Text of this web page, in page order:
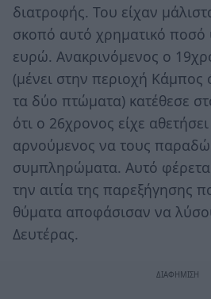
διατροφής. Του είχαν
σκοπό αυτό χρηματικό
ευρώ. Ανακρινόμενος ο
(μένει στην περιοχή Κάμπος
τα δύο πτώματα) κατέθεσε
ότι ο 26χρονος είχε
αρνούμενος να τους
συμπληρώματα. Αυτό
την αιτία της παρεξήγησης
θύματα αποφάσισαν να
Δευτέρας.